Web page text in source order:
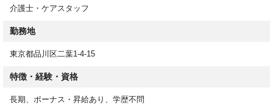
有料老人ホームでは、入居されている高齢者の方々をご入居者様
と呼ぶのが一般的です。
ただ単に日常生活の支援をするという観点で介護を行うのではな
ことや嫌いなこと、趣味や大切にしている生活習慣を一人ひとり
も重要なミッションです。
介護士・ケアスタッフ
勤務地
東京都品川区二葉1-4-15
特徴・経験・資格
長期、ボーナス・昇給あり、学歴不問